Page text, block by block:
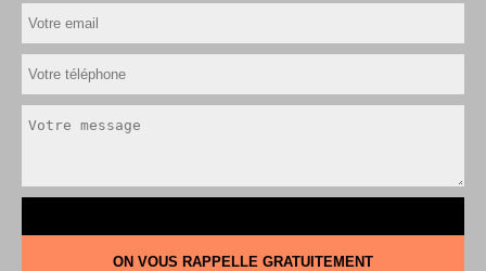
ON VOUS RAPPELLE GRATUITEMENT